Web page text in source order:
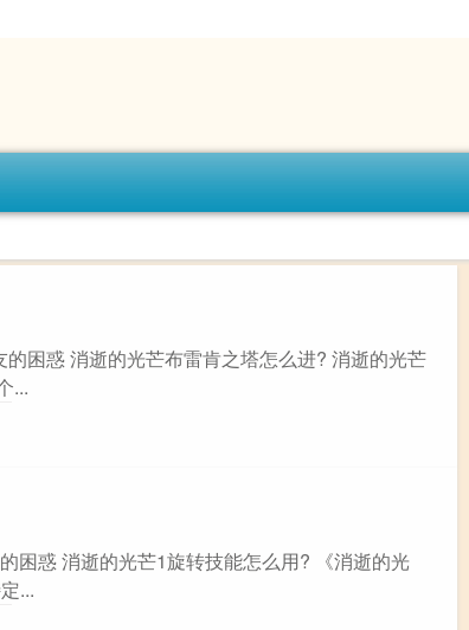
困惑 消逝的光芒布雷肯之塔怎么进? 消逝的光芒
...
困惑 消逝的光芒1旋转技能怎么用? 《消逝的光
...